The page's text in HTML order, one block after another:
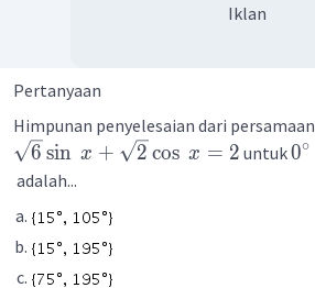
Iklan
Pertanyaan
Himpunan penyelesaian dari persamaan
6 sin x + 2 cos x = 2 untuk0∘
adalah...